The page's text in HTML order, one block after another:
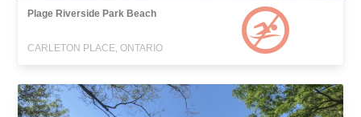
Plage Riverside Park Beach
CARLETON PLACE, ONTARIO